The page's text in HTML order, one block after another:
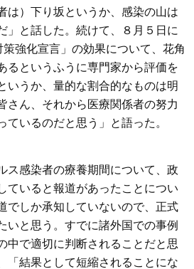
は）下り坂というか、感染の山は
」と話した。続けて、８月５日に
強化宣言」の効果について、花角
るというふうに専門家から評価を
いうか、量的な割合的なものは明
さん、それから医療関係者の努力
ているのだと思う」と語った。
ス感染者の療養期間について、政
ていると報道があったことについ
でしか承知していないので、正式
いと思う。すでに諸外国での事例
中で適切に判断されることだと思
「結果として短縮されることにな